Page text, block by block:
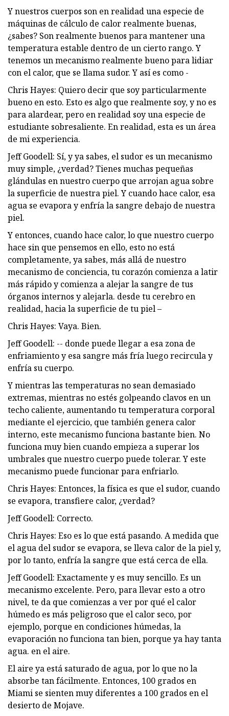
Y nuestros cuerpos son en realidad una especie de
máquinas de cálculo de calor realmente buenas,
¿sabes? Son realmente buenos para mantener una
temperatura estable dentro de un cierto rango. Y
tenemos un mecanismo realmente bueno para lidiar
con el calor, que se llama sudor. Y así es como -
Chris Hayes: Quiero decir que soy particularmente
bueno en esto. Esto es algo que realmente soy, y no es
para alardear, pero en realidad soy una especie de
estudiante sobresaliente. En realidad, esta es un área
de mi experiencia.
Jeff Goodell: Sí, y ya sabes, el sudor es un mecanismo
muy simple, ¿verdad? Tienes muchas pequeñas
glándulas en nuestro cuerpo que arrojan agua sobre
la superficie de nuestra piel. Y cuando hace calor, esa
agua se evapora y enfría la sangre debajo de nuestra
piel.
Y entonces, cuando hace calor, lo que nuestro cuerpo
hace sin que pensemos en ello, esto no está
completamente, ya sabes, más allá de nuestro
mecanismo de conciencia, tu corazón comienza a latir
más rápido y comienza a alejar la sangre de tus
órganos internos y alejarla. desde tu cerebro en
realidad, hacia la superficie de tu piel –
Chris Hayes: Vaya. Bien.
Jeff Goodell: -- donde puede llegar a esa zona de
enfriamiento y esa sangre más fría luego recircula y
enfría su cuerpo.
Y mientras las temperaturas no sean demasiado
extremas, mientras no estés golpeando clavos en un
techo caliente, aumentando tu temperatura corporal
mediante el ejercicio, que también genera calor
interno, este mecanismo funciona bastante bien. No
funciona muy bien cuando empieza a superar los
umbrales que nuestro cuerpo puede tolerar. Y este
mecanismo puede funcionar para enfriarlo.
Chris Hayes: Entonces, la física es que el sudor, cuando
se evapora, transfiere calor, ¿verdad?
Jeff Goodell: Correcto.
Chris Hayes: Eso es lo que está pasando. A medida que
el agua del sudor se evapora, se lleva calor de la piel y,
por lo tanto, enfría la sangre que está cerca de ella.
Jeff Goodell: Exactamente y es muy sencillo. Es un
mecanismo excelente. Pero, para llevar esto a otro
nivel, te da que comienzas a ver por qué el calor
húmedo es más peligroso que el calor seco, por
ejemplo, porque en condiciones húmedas, la
evaporación no funciona tan bien, porque ya hay tanta
agua. en el aire.
El aire ya está saturado de agua, por lo que no la
absorbe tan fácilmente. Entonces, 100 grados en
Miami se sienten muy diferentes a 100 grados en el
desierto de Mojave.